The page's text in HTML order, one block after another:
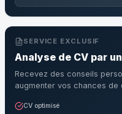
SERVICE EXCLUSIF
Analyse de CV par
Recevez des conseils
augmenter vos chances de
CV optimisé